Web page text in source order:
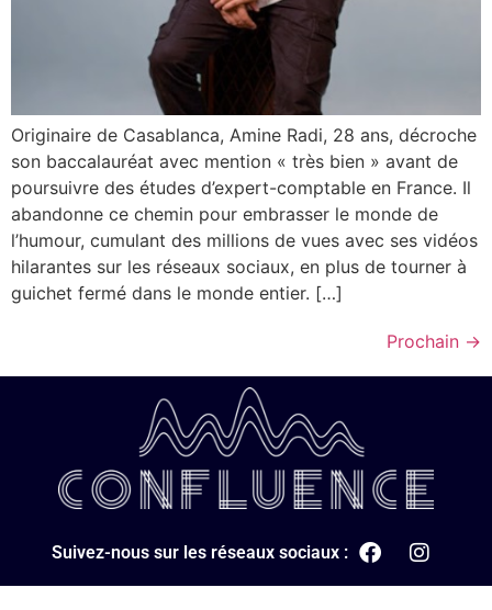
Originaire de Casablanca, Amine Radi, 28 ans, décroche
son baccalauréat avec mention « très bien » avant de
poursuivre des études d’expert-comptable en France. Il
abandonne ce chemin pour embrasser le monde de
l’humour, cumulant des millions de vues avec ses vidéos
hilarantes sur les réseaux sociaux, en plus de tourner à
guichet fermé dans le monde entier. […]
Prochain →
Suivez-nous sur les réseaux sociaux :